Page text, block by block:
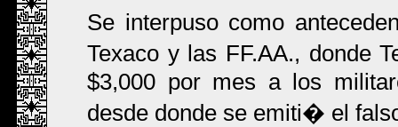
Se interpuso como
Texaco y las FF.AA., donde
$3,000 por mes a los
desde donde se emiti� el